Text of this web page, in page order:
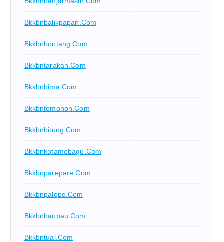
Bkkbnbalikpapan.com
Bkkbnbontang.com
Bkkbntarakan.com
Bkkbnbima.com
Bkkbntomohon.com
Bkkbnbitung.com
Bkkbnkotamobagu.com
Bkkbnparepare.com
Bkkbnpalopo.com
Bkkbnbaubau.com
Bkkbntual.com